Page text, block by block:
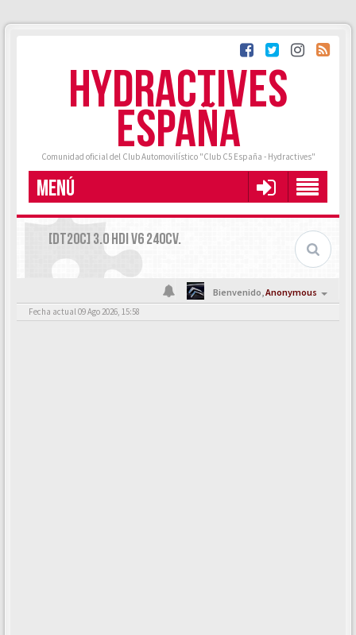
HYDRACTIVES
ESPAÑA
Comunidad oficial del Club Automovilístico "Club C5 España - Hydractives"
MENÚ
[DT20C] 3.0 HDI V6 240CV.
Bienvenido,Anonymous
Fecha actual 09 Ago 2026, 15:58